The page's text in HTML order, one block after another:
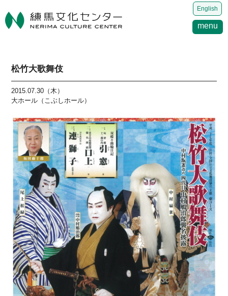
English
menu
松竹大歌舞伎
2015.07.30（木）
大ホール（こぶしホール）